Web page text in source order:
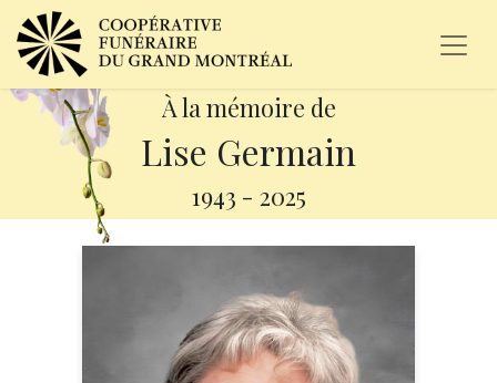
À la mémoire de
Lise Germain
1943 - 2025